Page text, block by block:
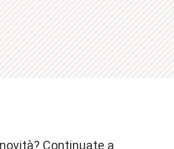
Continuate a